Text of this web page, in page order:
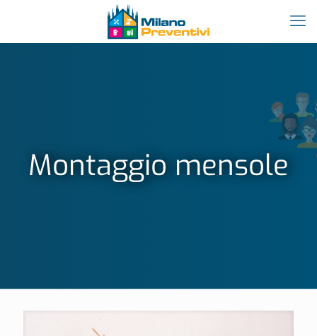
Montaggio mensole